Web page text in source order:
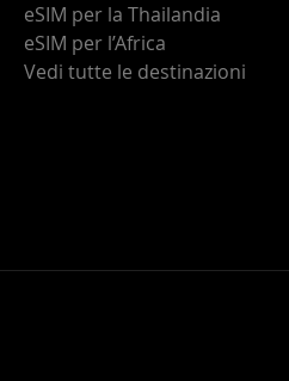
eSIM per la Thailandia
eSIM per l’Africa
Vedi tutte le destinazioni